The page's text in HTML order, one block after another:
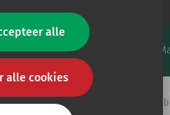
alle
alle cookies
Prim. vol. ml
0.2